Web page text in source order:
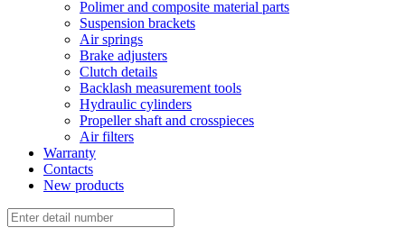
Polimer and composite material parts
Suspension brackets
Air springs
Brake adjusters
Clutch details
Backlash measurement tools
Hydraulic cylinders
Propeller shaft and crosspieces
Air filters
Warranty
Contacts
New products